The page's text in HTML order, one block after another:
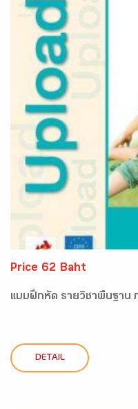
Price 62 Baht
แบบฝึกหัด รายวิชาพื้นฐาน
DETAIL